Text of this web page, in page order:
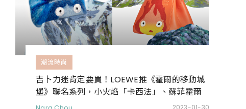
潮流時尚
吉卜力迷肯定要買！LOEWE推《霍爾的移動城
堡》聯名系列，小火焰「卡西法」、蘇菲霍爾
都變成超美的質感包款啦